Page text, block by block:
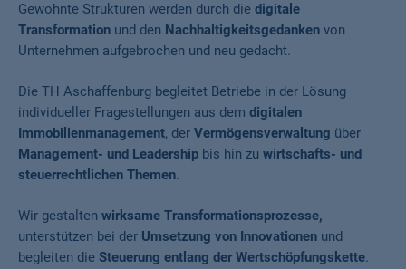
Gewohnte Strukturen werden durch die digitale
Transformation und den Nachhaltigkeitsgedanken von
Unternehmen aufgebrochen und neu gedacht.
Die TH Aschaffenburg begleitet Betriebe in der Lösung
individueller Fragestellungen aus dem digitalen
Immobilienmanagement, der Vermögensverwaltung über
Management- und Leadership bis hin zu wirtschafts- und
steuerrechtlichen Themen.
Wir gestalten wirksame Transformationsprozesse,
unterstützen bei der Umsetzung von Innovationen und
begleiten die Steuerung entlang der Wertschöpfungskette.